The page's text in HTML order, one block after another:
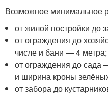
Возможное минимальное
от жилой постройки до
от ограждения до
числе и бани — 4 метра;
от ограждения до сада
и ширина кроны
от забора до